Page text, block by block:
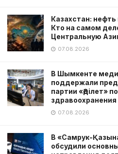
Казахстан:
Кто на самом
Центральную
07.08.2026
В Шымкенте
поддержали
партии «Әділет»
здравоохранения
07.08.2026
В «Самрук-
обсудили